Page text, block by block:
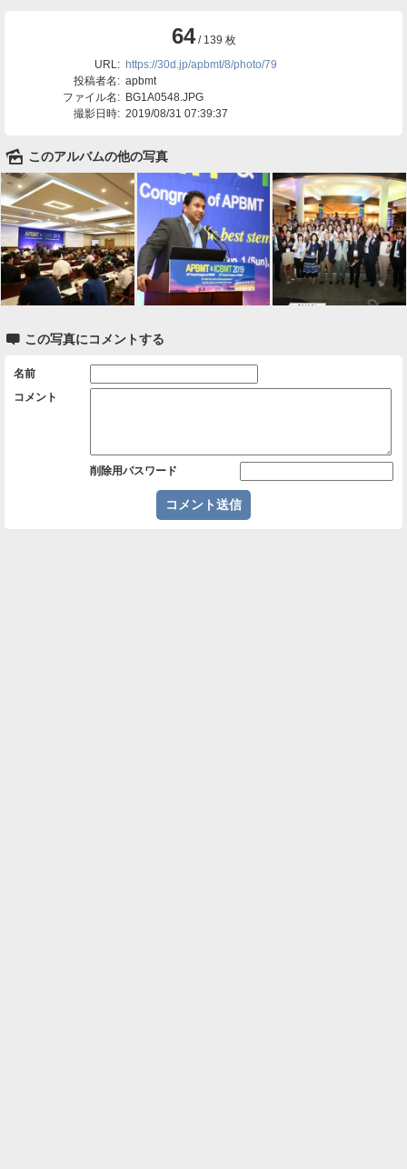
64/ 139 枚
URL: https://30d.jp/apbmt/8/photo/79
投稿者名: apbmt
ファイル名: BG1A0548.JPG
撮影日時: 2019/08/31 07:39:37
🌄 このアルバムの他の写真
 この写真にコメントする
名前
コメント
削除用パスワード